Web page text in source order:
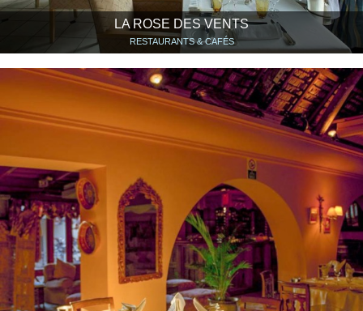
LA ROSE DES VENTS
RESTAURANTS & CAFÉS